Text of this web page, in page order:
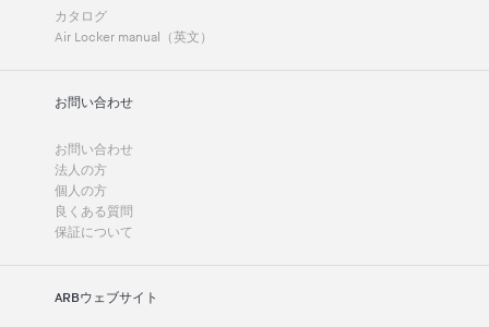
カタログ
Air Locker manual（英文）
お問い合わせ
お問い合わせ
法人の方
個人の方
良くある質問
保証について
ARBウェブサイト